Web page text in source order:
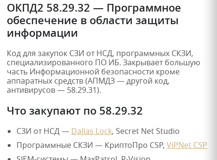
ОКПД2 58.29.32 — Программное
обеспечение в области защиты
информации
Код для закупок СЗИ от НСД, программных СКЗИ,
специализированного ПО ИБ. Закрывает большую
часть Информационной безопасности кроме
аппаратных средств (АПМДЗ — другой код,
антивирусов — 58.29.31).
Что закупают по 58.29.32
СЗИ от НСД — Dallas Lock, Secret Net Studio
Программные СКЗИ — КриптоПро CSP, ViPNet CSP